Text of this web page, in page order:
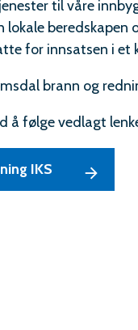
til våre
beredskapen
for innsatsen i et
brann og
følge vedlagt
IKS